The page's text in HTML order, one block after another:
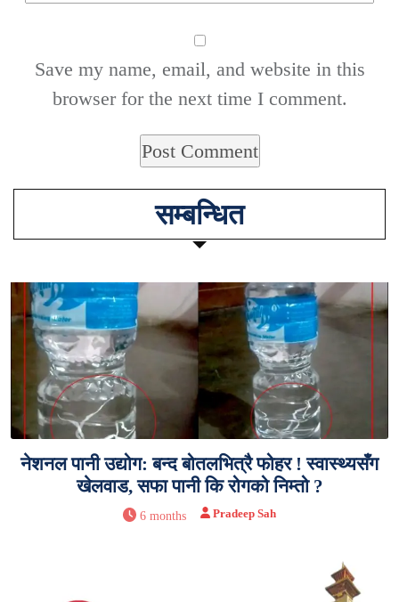
Save my name, email, and website in this
browser for the next time I comment.
सम्बन्धित
नेशनल पानी उद्योग: बन्द बोतलभित्रै फोहर ! स्वास्थ्यसँग
खेलवाड, सफा पानी कि रोगको निम्तो ?
6 months Pradeep Sah